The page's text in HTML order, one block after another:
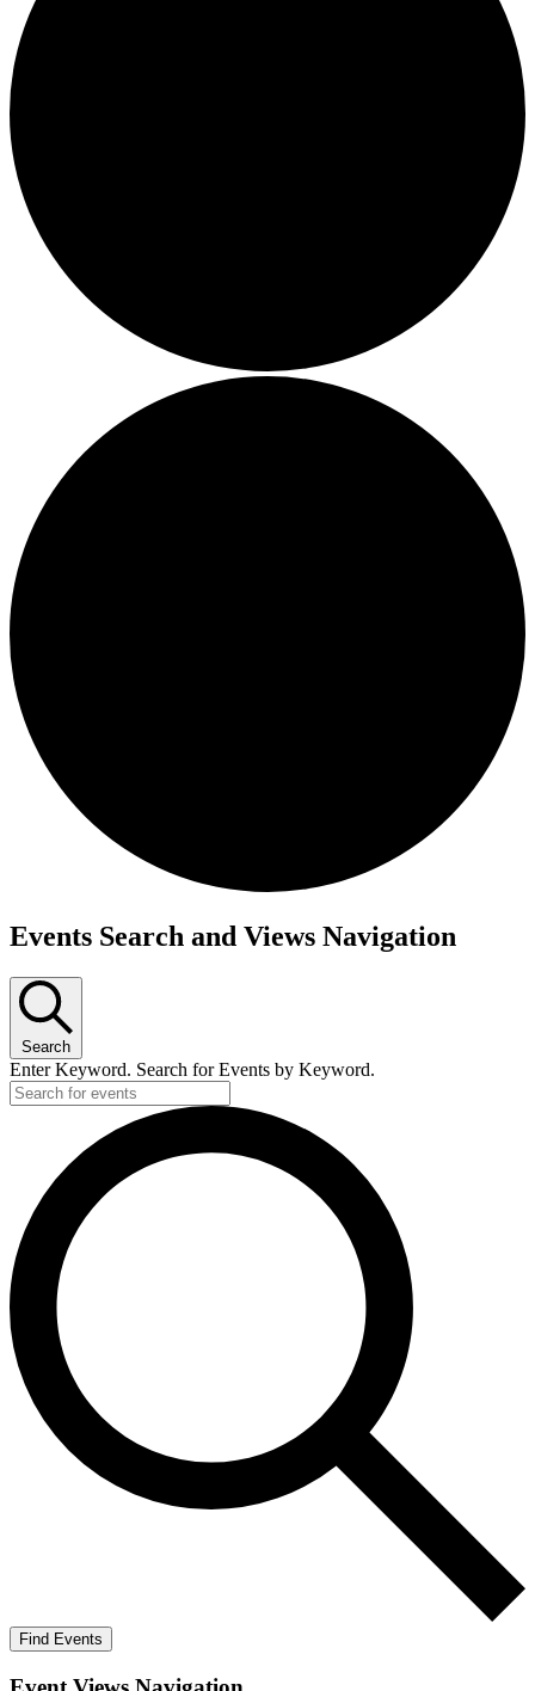
Events Search and Views Navigation
Search
Enter Keyword. Search for Events by Keyword.
Find Events